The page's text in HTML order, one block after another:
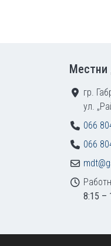
Местни
гр.
ул.
066
066
8:15 –